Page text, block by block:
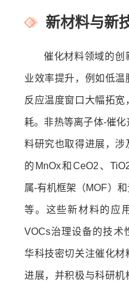
新材料与新
催化材料领域的创
业效率提升，例如低温
反应温度窗口大幅拓宽
耗。非热等离子体-催
料研究也取得进展，涉
的MnOx和CeO2、
属-有机框架（MOF）和
等。这些新材料的应
VOCs治理设备的技术
华科技密切关注催化材
进展，并积极与科研机